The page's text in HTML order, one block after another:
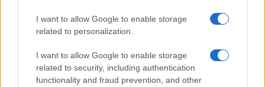
I want to allow Google to enable storage
related to personalization.
I want to allow Google to enable storage
related to security, including authentication
functionality and fraud prevention, and other
07/08/2026 0
ΣΑΝ ΣΗΜΕΡΑ – 7
Αυγούστου 626: Η
Κωνσταντινούπολη